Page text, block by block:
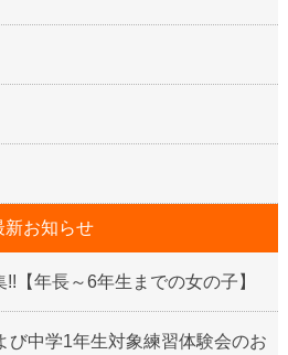
新お知らせ
【年長～6年生までの女の子】
び中学1年生対象練習体験会のお